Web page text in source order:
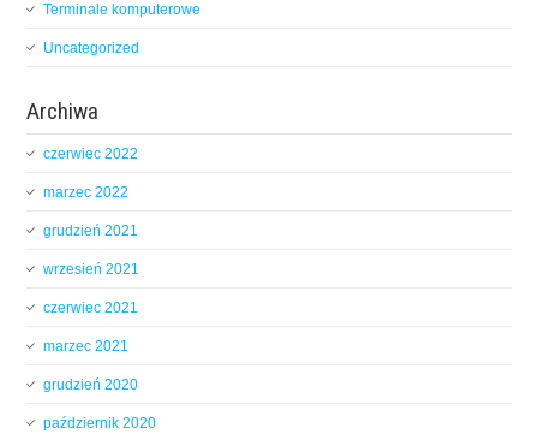
Terminale komputerowe
Uncategorized
Archiwa
czerwiec 2022
marzec 2022
grudzień 2021
wrzesień 2021
czerwiec 2021
marzec 2021
grudzień 2020
październik 2020